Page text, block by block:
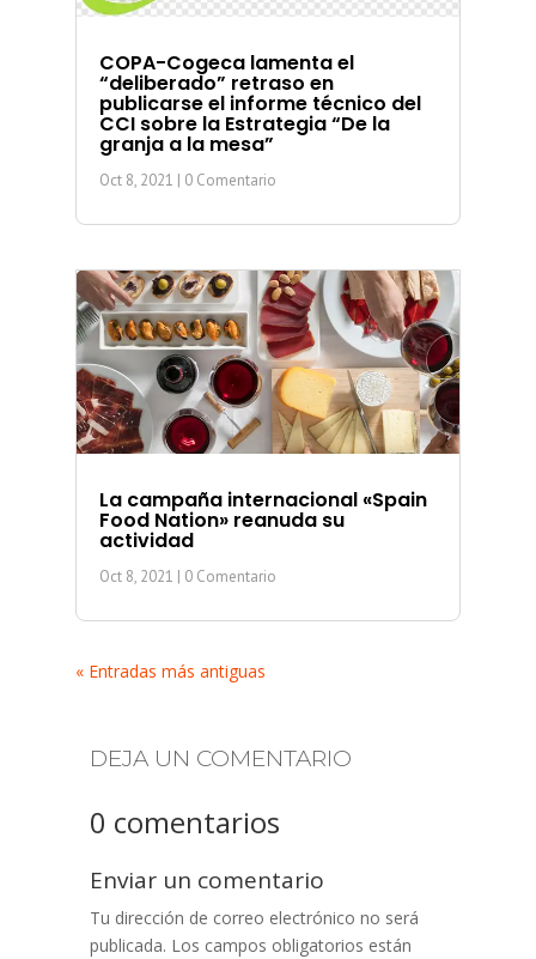
COPA-Cogeca lamenta el
“deliberado” retraso en
publicarse el informe técnico del
CCI sobre la Estrategia “De la
granja a la mesa”
Oct 8, 2021 | 0 Comentario
La campaña internacional «Spain
Food Nation» reanuda su
actividad
Oct 8, 2021 | 0 Comentario
« Entradas más antiguas
DEJA UN COMENTARIO
0 comentarios
Enviar un comentario
Tu dirección de correo electrónico no será
publicada. Los campos obligatorios están